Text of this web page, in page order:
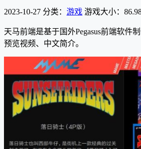
2023-10-27 分类： 游戏 游戏大小：
天马前端是基于国外Pegasus前端软件
预览视频、中文简介。